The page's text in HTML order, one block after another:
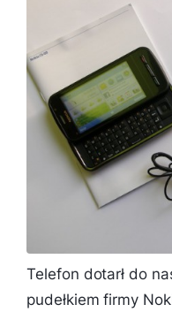
Telefon dotarł do
pudełkiem firmy